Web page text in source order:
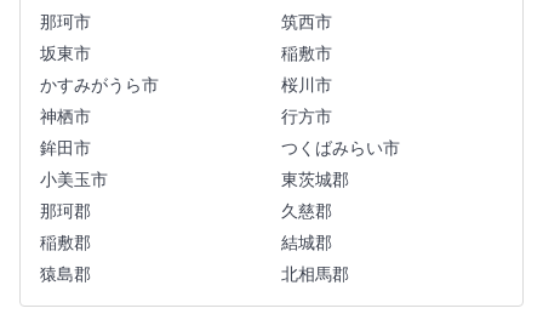
那珂市
筑西市
坂東市
稲敷市
かすみがうら市
桜川市
神栖市
行方市
鉾田市
つくばみらい市
小美玉市
東茨城郡
那珂郡
久慈郡
稲敷郡
結城郡
猿島郡
北相馬郡